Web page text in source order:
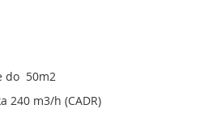
do 50m2
240 m3/h (CADR)